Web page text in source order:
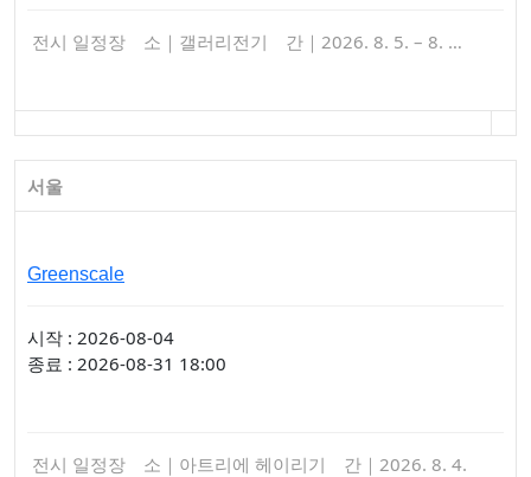
전시 일정장 소｜갤러리전기 간｜2026. 8. 5. – 8. …
서울
Greenscale
시작 : 2026-08-04
종료 : 2026-08-31 18:00
전시 일정장 소｜아트리에 헤이리기 간｜2026. 8. 4.